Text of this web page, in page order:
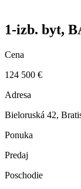
1-izb. byt,
Cena
124 500 €
Adresa
Bieloruská 42,
Ponuka
Predaj
Poschodie